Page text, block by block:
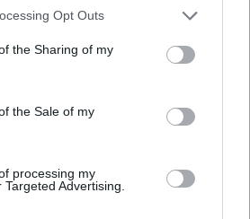
Opt Outs
the Sharing of my
the Sale of my
processing my
Advertising.
breve i social hanno
di fare
taglio
i